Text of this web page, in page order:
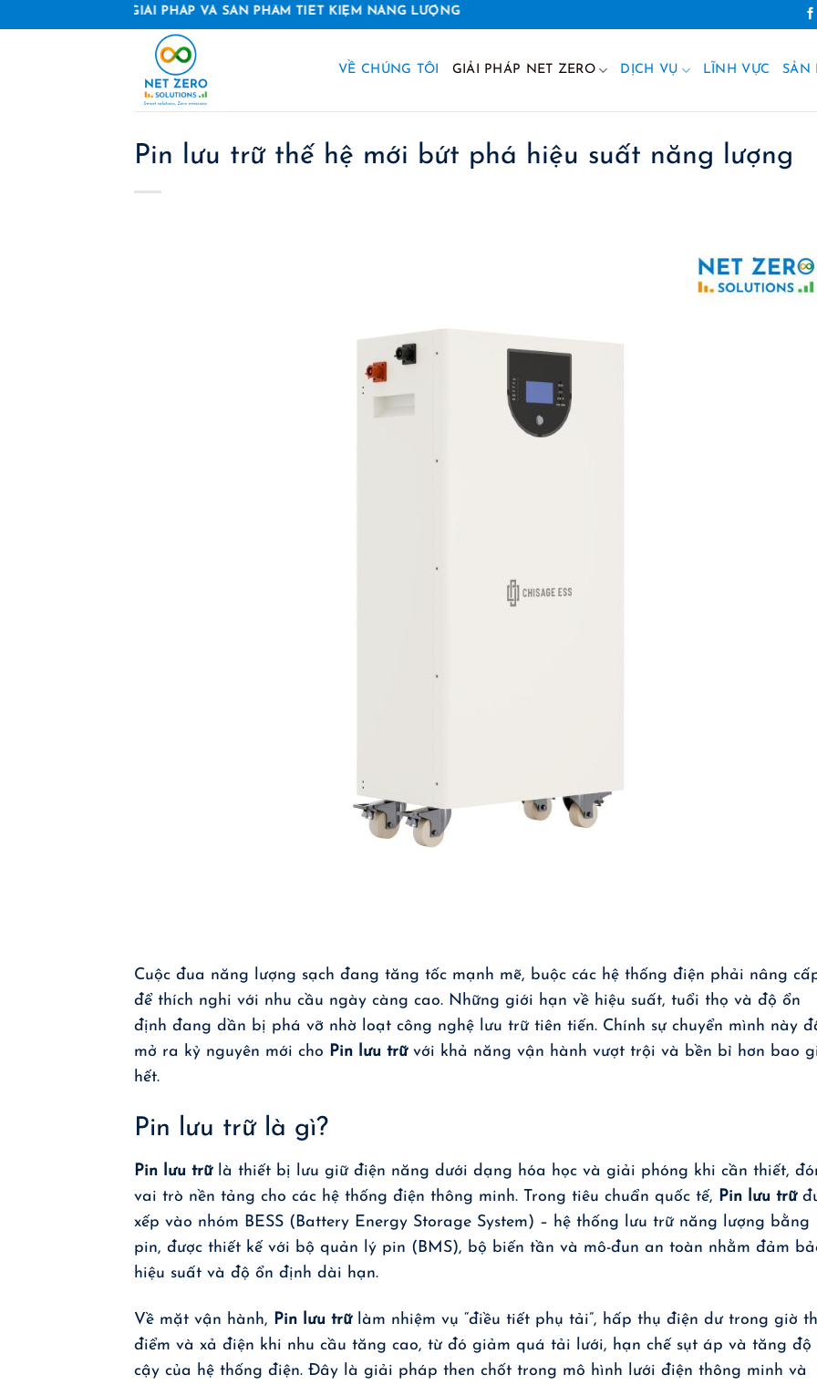
GIẢI PHÁP VÀ SẢN PHẨM TIẾT KIỆM NĂNG LƯỢNG
VỀ CHÚNG TÔI GIẢI PHÁP NET ZERO DỊCH VỤ LĨNH VỰC SẢN
Pin lưu trữ thế hệ mới bứt phá hiệu suất năng lượng
Cuộc đua năng lượng sạch đang tăng tốc mạnh mẽ, buộc các hệ thống điện phải nâng
để thích nghi với nhu cầu ngày càng cao. Những giới hạn về hiệu suất, tuổi thọ và độ ổn
định đang dần bị phá vỡ nhờ loạt công nghệ lưu trữ tiên tiến. Chính sự chuyển mình này
mở ra kỷ nguyên mới cho
Pin lưu trữvới khả năng vận hành vượt trội và bền bỉ hơn bao
hết.
Pin lưu trữ là gì?
Pin lưu trữlà thiết bị lưu giữ điện năng dưới dạng hóa học và giải phóng khi cần thiết,
vai trò nền tảng cho các hệ thống điện thông minh. Trong tiêu chuẩn quốc tế,
Pin lưu trữ
xếp vào nhóm BESS (Battery Energy Storage System) – hệ thống lưu trữ năng lượng bằng
pin, được thiết kế với bộ quản lý pin (BMS), bộ biến tần và mô-đun an toàn nhằm đảm
hiệu suất và độ ổn định dài hạn.
Về mặt vận hành, Pin lưu trữlàm nhiệm vụ “điều tiết phụ tải”, hấp thụ điện dư trong giờ
điểm và xả điện khi nhu cầu tăng cao, từ đó giảm quá tải lưới, hạn chế sụt áp và tăng độ
cậy của hệ thống điện. Đây là giải pháp then chốt trong mô hình lưới điện thông minh và